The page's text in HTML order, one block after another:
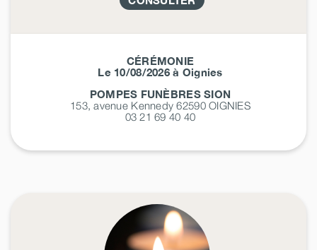
CÉRÉMONIE
Le 10/08/2026 à Oignies
POMPES FUNÈBRES SION
153, avenue Kennedy 62590OIGNIES
03 21 69 40 40